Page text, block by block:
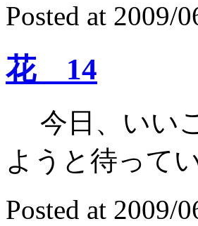
Posted at 2009/
花 14
今日、いい
ようと待って
Posted at 2009/